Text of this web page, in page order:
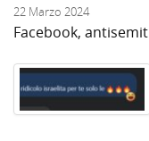
22 Marzo 2024
Facebook,